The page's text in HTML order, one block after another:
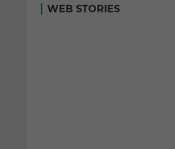
WEB STORIES